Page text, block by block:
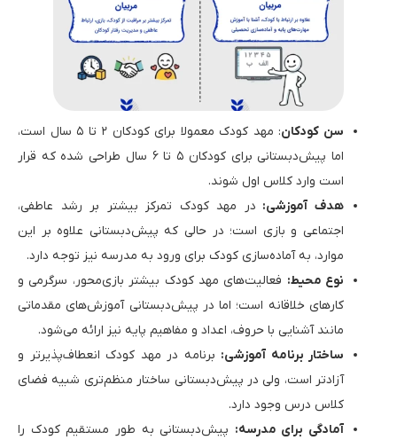
سن کودکان
: مهد کودک معمولا برای کودکان ۲ تا ۵ سال است،
اما پیش‌دبستانی برای کودکان ۵ تا ۶ سال طراحی شده که قرار
است وارد کلاس اول شوند.
هدف آموزشی: در مهد کودک تمرکز بیشتر بر رشد عاطفی،
اجتماعی و بازی است؛ در حالی که پیش‌دبستانی علاوه بر این
موارد، به آماده‌سازی کودک برای ورود به مدرسه نیز توجه دارد.
نوع محیط: فعالیت‌های مهد کودک بیشتر بازی‌محور، سرگرمی و
کارهای خلاقانه است؛ اما در پیش‌دبستانی آموزش‌های مقدماتی
مانند آشنایی با حروف، اعداد و مفاهیم پایه نیز ارائه می‌شود.
ساختار برنامه آموزشی: برنامه در مهد کودک انعطاف‌پذیرتر و
آزادتر است، ولی در پیش‌دبستانی ساختار منظم‌تری شبیه فضای
کلاس درس وجود دارد.
آمادگی برای مدرسه: پیش‌دبستانی به طور مستقیم کودک را